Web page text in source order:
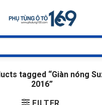
tagged “Giàn nóng
2016”